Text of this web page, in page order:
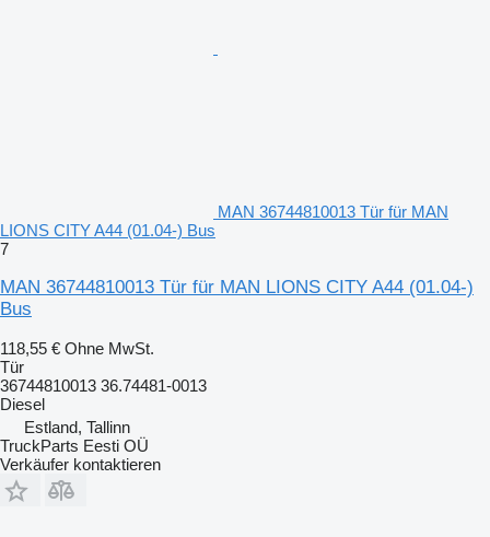
MAN 36744810013 Tür für MAN
LIONS CITY A44 (01.04-) Bus
7
MAN 36744810013 Tür für MAN LIONS CITY A44 (01.04-)
Bus
118,55 € Ohne MwSt.
Tür
36744810013 36.74481-0013
Diesel
Estland, Tallinn
TruckParts Eesti OÜ
Verkäufer kontaktieren